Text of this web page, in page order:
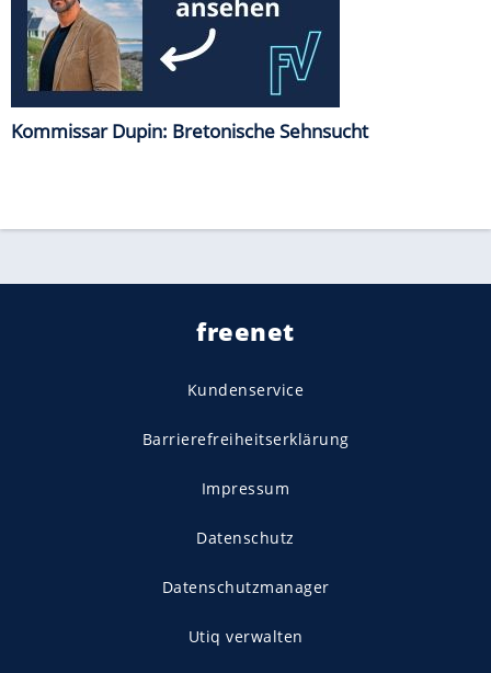
Kommissar Dupin: Bretonische Sehnsucht
freenet
Kundenservice
Barrierefreiheitserklärung
Impressum
Datenschutz
Datenschutzmanager
Utiq verwalten